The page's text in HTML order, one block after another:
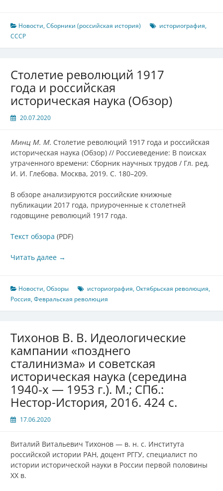
Новости,Сборники (российская история) историография,
СССР
Столетие революций 1917
года и российская
историческая наука (Обзор)
20.07.2020
Минц М. М. Столетие революций 1917 года и российская
историческая наука (Обзор) // Россиеведение: В поисках
утраченного времени: Сборник научных трудов / Гл. ред.
И. И. Глебова. Москва, 2019. С. 180–209.
В обзоре анализируются российские книжные
публикации 2017 года, приуроченные к столетней
годовщине революций 1917 года.
Текст обзора (PDF)
Читать далее →
Новости,Обзоры историография,Октябрьская революция,
Россия,Февральская революция
Тихонов В. В. Идеологические
кампании «позднего
сталинизма» и советская
историческая наука (середина
1940‑х — 1953 г.). М.; СПб.:
Нестор-История, 2016. 424 с.
17.06.2020
Виталий Витальевич Тихонов — в. н. с. Института
российской истории РАН, доцент РГГУ, специалист по
истории исторической науки в России первой половины
XX в.